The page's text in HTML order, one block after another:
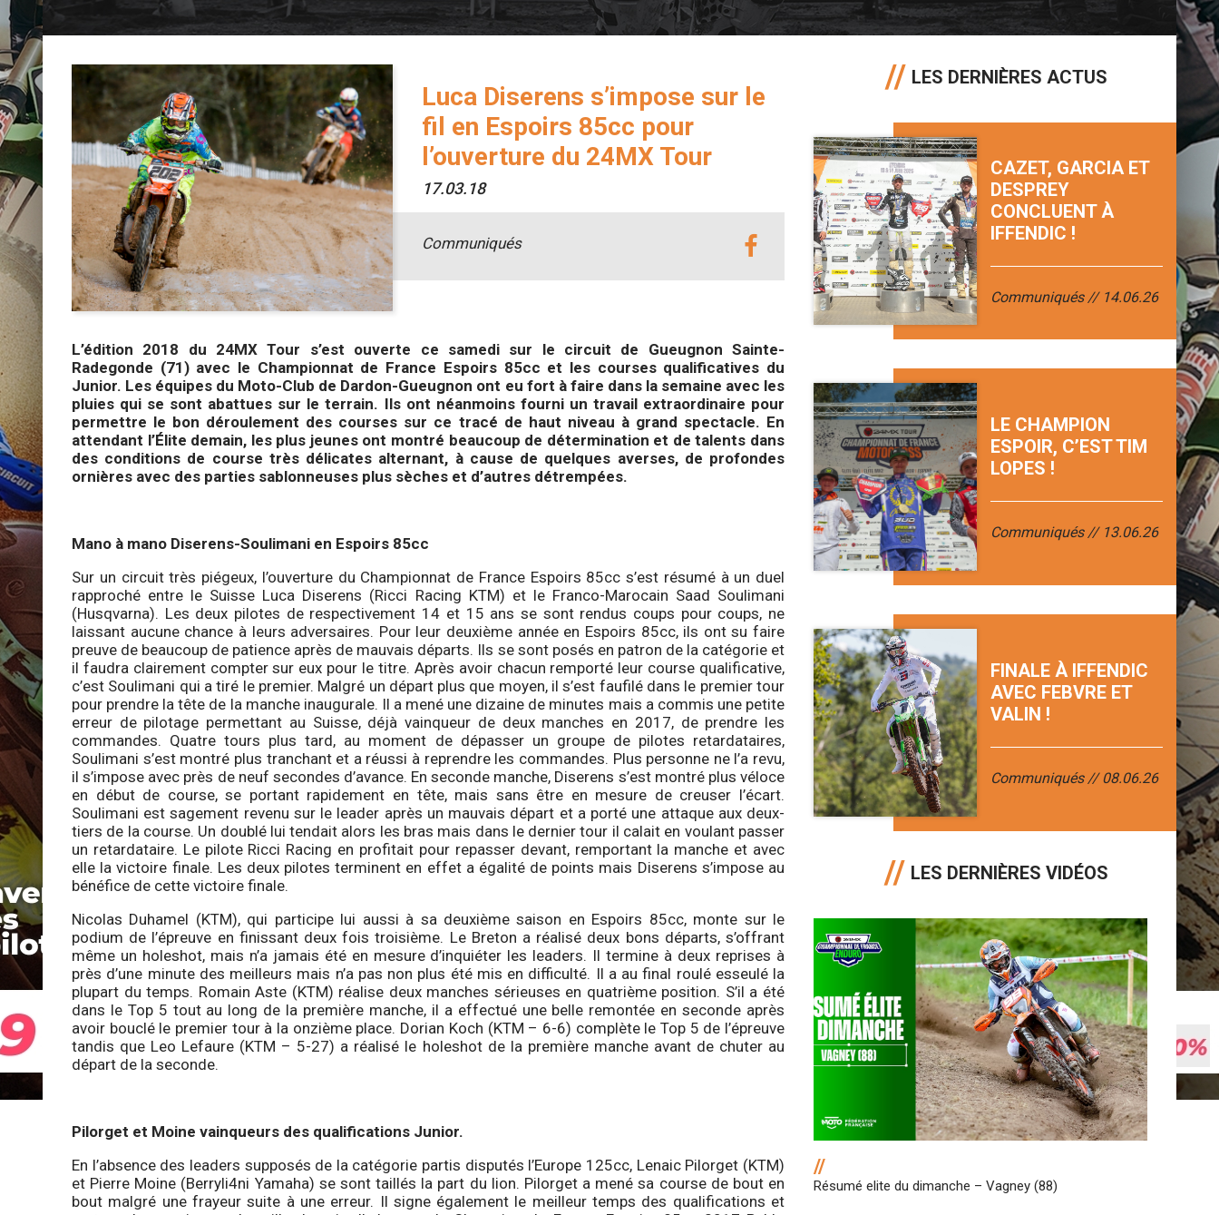
Luca Diserens s’impose sur le
fil en Espoirs 85cc pour
l’ouverture du 24MX Tour
17.03.18
Communiqués
L’édition 2018 du 24MX Tour s’est ouverte ce samedi sur le circuit de Gueugnon Sainte-
Radegonde (71) avec le Championnat de France Espoirs 85cc et les courses qualificatives du
Junior. Les équipes du Moto-Club de Dardon-Gueugnon ont eu fort à faire dans la semaine avec les
pluies qui se sont abattues sur le terrain. Ils ont néanmoins fourni un travail extraordinaire pour
permettre le bon déroulement des courses sur ce tracé de haut niveau à grand spectacle. En
attendant l’Élite demain, les plus jeunes ont montré beaucoup de détermination et de talents dans
des conditions de course très délicates alternant, à cause de quelques averses, de profondes
ornières avec des parties sablonneuses plus sèches et d’autres détrempées.
Mano à mano Diserens-Soulimani en Espoirs 85cc
Sur un circuit très piégeux, l’ouverture du Championnat de France Espoirs 85cc s’est résumé à un duel
rapproché entre le Suisse Luca Diserens (Ricci Racing KTM) et le Franco-Marocain Saad Soulimani
(Husqvarna). Les deux pilotes de respectivement 14 et 15 ans se sont rendus coups pour coups, ne
laissant aucune chance à leurs adversaires. Pour leur deuxième année en Espoirs 85cc, ils ont su faire
preuve de beaucoup de patience après de mauvais départs. Ils se sont posés en patron de la catégorie et
il faudra clairement compter sur eux pour le titre. Après avoir chacun remporté leur course qualificative,
c’est Soulimani qui a tiré le premier. Malgré un départ plus que moyen, il s’est faufilé dans le premier tour
pour prendre la tête de la manche inaugurale. Il a mené une dizaine de minutes mais a commis une petite
erreur de pilotage permettant au Suisse, déjà vainqueur de deux manches en 2017, de prendre les
commandes. Quatre tours plus tard, au moment de dépasser un groupe de pilotes retardataires,
Soulimani s’est montré plus tranchant et a réussi à reprendre les commandes. Plus personne ne l’a revu,
il s’impose avec près de neuf secondes d’avance. En seconde manche, Diserens s’est montré plus véloce
en début de course, se portant rapidement en tête, mais sans être en mesure de creuser l’écart.
Soulimani est sagement revenu sur le leader après un mauvais départ et a porté une attaque aux deux-
tiers de la course. Un doublé lui tendait alors les bras mais dans le dernier tour il calait en voulant passer
un retardataire. Le pilote Ricci Racing en profitait pour repasser devant, remportant la manche et avec
elle la victoire finale. Les deux pilotes terminent en effet a égalité de points mais Diserens s’impose au
bénéfice de cette victoire finale.
Nicolas Duhamel (KTM), qui participe lui aussi à sa deuxième saison en Espoirs 85cc, monte sur le
podium de l’épreuve en finissant deux fois troisième. Le Breton a réalisé deux bons départs, s’offrant
même un holeshot, mais n’a jamais été en mesure d’inquiéter les leaders. Il termine à deux reprises à
près d’une minute des meilleurs mais n’a pas non plus été mis en difficulté. Il a au final roulé esseulé la
plupart du temps. Romain Aste (KTM) réalise deux manches sérieuses en quatrième position. S’il a été
dans le Top 5 tout au long de la première manche, il a effectué une belle remontée en seconde après
avoir bouclé le premier tour à la onzième place. Dorian Koch (KTM – 6-6) complète le Top 5 de l’épreuve
tandis que Leo Lefaure (KTM – 5-27) a réalisé le holeshot de la première manche avant de chuter au
départ de la seconde.
Pilorget et Moine vainqueurs des qualifications Junior.
En l’absence des leaders supposés de la catégorie partis disputés l’Europe 125cc, Lenaic Pilorget (KTM)
et Pierre Moine (Berryli4ni Yamaha) se sont taillés la part du lion. Pilorget a mené sa course de bout en
bout malgré une frayeur suite à une erreur. Il signe également le meilleur temps des qualifications et
LES DERNIÈRES ACTUS
CAZET, GARCIA ET
DESPREY
CONCLUENT À
IFFENDIC !
Communiqués 14.06.26
LE CHAMPION
ESPOIR, C’EST TIM
LOPES !
Communiqués 13.06.26
FINALE À IFFENDIC
AVEC FEBVRE ET
VALIN !
Communiqués 08.06.26
LES DERNIÈRES VIDÉOS
//
Résumé elite du dimanche – Vagney (88)